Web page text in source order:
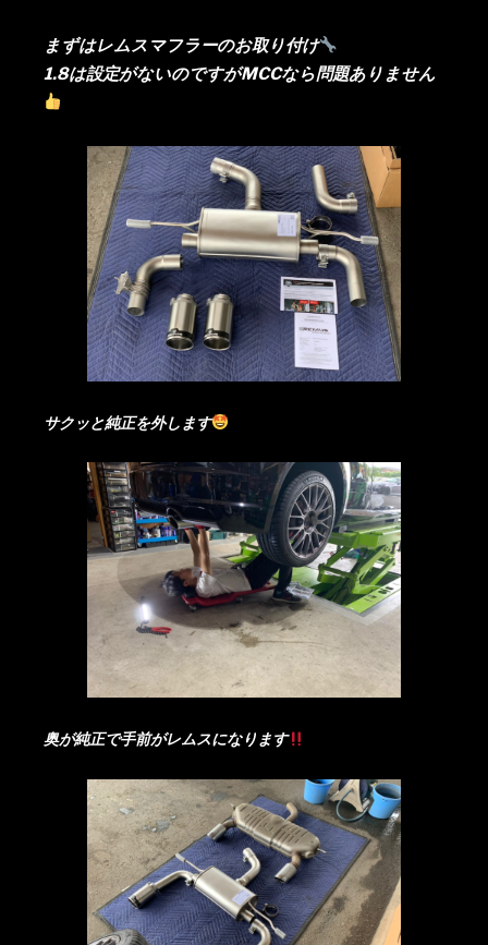
まずはレムスマフラーのお取り付け
1.8は設定がないのですがMCCなら問題ありません
サクッと純正を外します
奥が純正で手前がレムスになります